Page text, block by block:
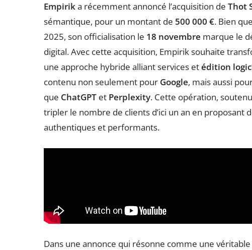
Empirika récemment annoncé l’acquisition de Thot
sémantique, pour un montant de 500 000 €. Bien
2025, son officialisation le 18 novembre marque le
digital. Avec cette acquisition, Empirik souhaite
une approche hybride alliant services etédition
contenu non seulement pour Google, mais aussi
que ChatGPT et Perplexity. Cette opération,
tripler le nombre de clients d’ici un an en proposant
authentiques et performants.
Dans une annonce qui résonne comme une